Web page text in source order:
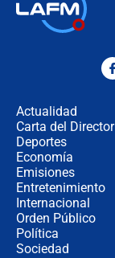
Actualidad
Carta del Director
Deportes
Economía
Emisiones
Entretenimiento
Internacional
Orden Público
Política
Sociedad